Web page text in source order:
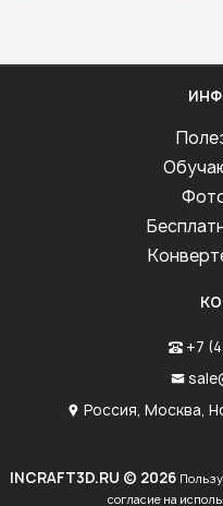
+7
Россия, Москва,
INCRAFT3D.RU © 2026
согласие на